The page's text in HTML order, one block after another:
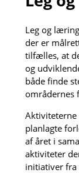
Leg og
der er
tilfælles, at
og
både finde
områdernes
planlagte
af året i
aktiviteter
initiativer fra